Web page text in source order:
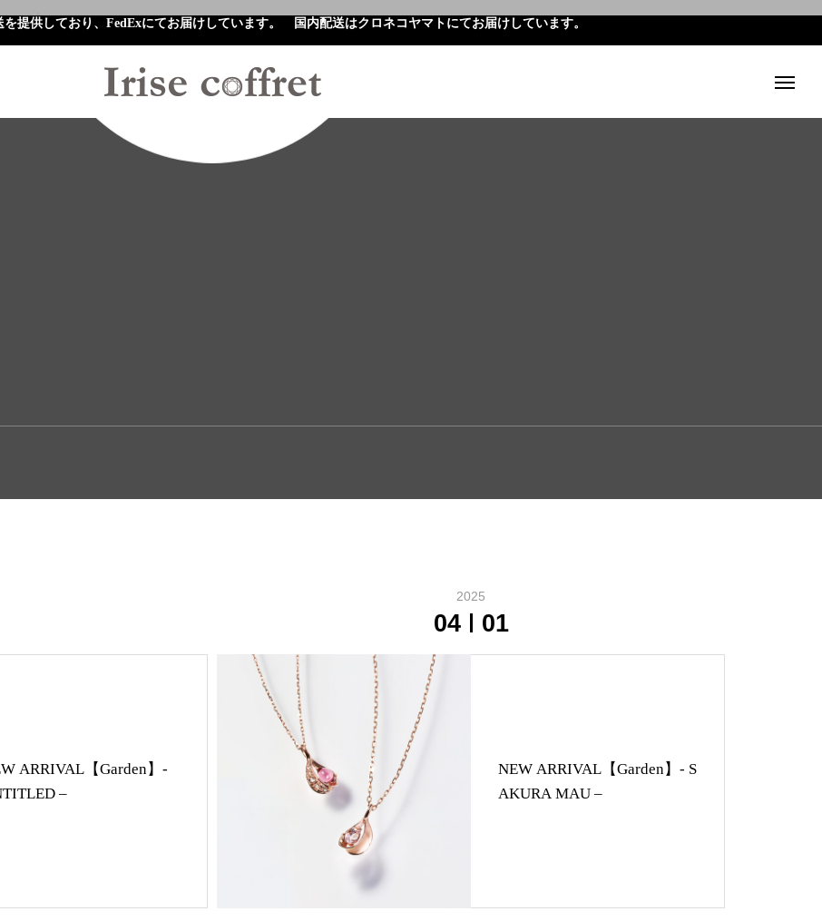
提供しており、FedExにてお届けしています。 国内配送はクロネコヤマトにてお届けしています。
ARRIVAL【Garden】-
–
2025
04 01
NEW ARRIVAL【Garden】- S
AKURA MAU –